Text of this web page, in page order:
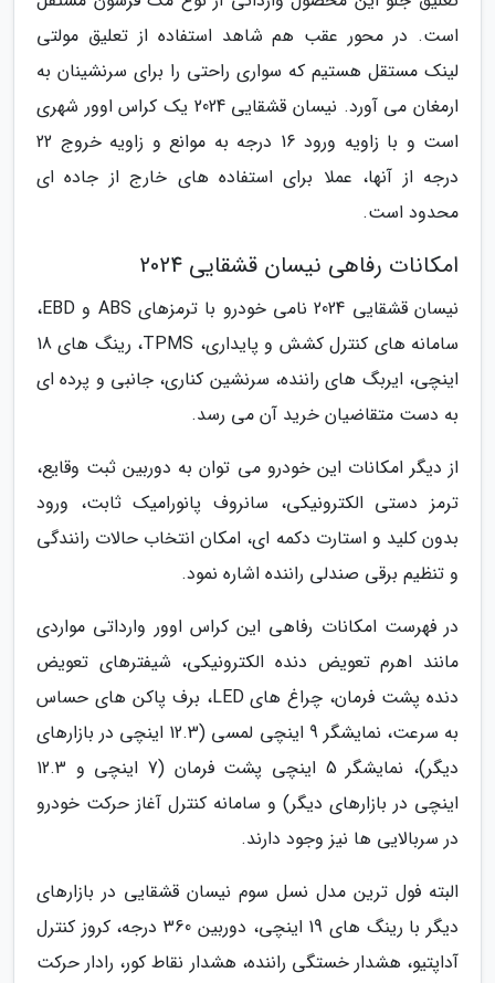
است. در محور عقب هم شاهد استفاده از تعلیق مولتی
لینک مستقل هستیم که سواری راحتی را برای سرنشینان به
ارمغان می آورد. نیسان قشقایی 2024 یک کراس اوور شهری
است و با زاویه ورود 16 درجه به موانع و زاویه خروج 22
درجه از آنها، عملا برای استفاده های خارج از جاده ای
محدود است.
امکانات رفاهی نیسان قشقایی 2024
نیسان قشقایی 2024 نامی خودرو با ترمزهای ABS و EBD،
سامانه های کنترل کشش و پایداری، TPMS، رینگ های 18
اینچی، ایربگ های راننده، سرنشین کناری، جانبی و پرده ای
به دست متقاضیان خرید آن می رسد.
از دیگر امکانات این خودرو می توان به دوربین ثبت وقایع،
ترمز دستی الکترونیکی، سانروف پانورامیک ثابت، ورود
بدون کلید و استارت دکمه ای، امکان انتخاب حالات رانندگی
و تنظیم برقی صندلی راننده اشاره نمود.
در فهرست امکانات رفاهی این کراس اوور وارداتی مواردی
مانند اهرم تعویض دنده الکترونیکی، شیفترهای تعویض
دنده پشت فرمان، چراغ های LED، برف پاکن های حساس
به سرعت، نمایشگر 9 اینچی لمسی (12.3 اینچی در بازارهای
دیگر)، نمایشگر 5 اینچی پشت فرمان (7 اینچی و 12.3
اینچی در بازارهای دیگر) و سامانه کنترل آغاز حرکت خودرو
در سربالایی ها نیز وجود دارند.
البته فول ترین مدل نسل سوم نیسان قشقایی در بازارهای
دیگر با رینگ های 19 اینچی، دوربین 360 درجه، کروز کنترل
آداپتیو، هشدار خستگی راننده، هشدار نقاط کور، رادار حرکت